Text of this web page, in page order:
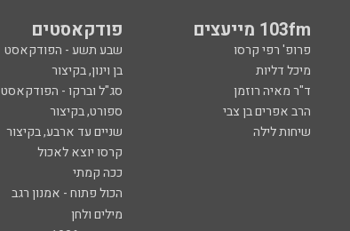
103fm מייעצים פודקאסטים
פרופ' רפי קרסו שבע תשע - הפודקאסט
מיכל דליות בן וינון, בקיצור
ד"ר מאיה רוזמן סג"ל וברקו - הפודקאסט
הרב אפרים בן צבי ספורט, בקיצור
שיחות לילה שניים עד ארבע, בקיצור
קרסו יוצא לאכול
ככה קמתי
הכול פתוח - אמנון רגב
מילים ולחן